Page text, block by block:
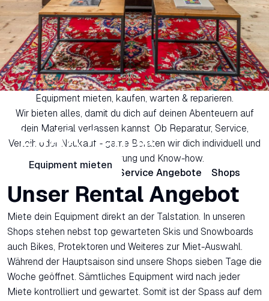
LAAX Rental
Equipment mieten
Equipment mieten, kaufen, warten & reparieren.
Wir bieten alles, damit du dich auf deinen Abenteuern auf
dein Material verlassen kannst. Ob Reparatur, Service,
Verleih oder Neukauf - gerne Beraten wir dich individuell und
mit viel Erfahrung und Know-how.
Rental Angebote Service Angebote Shops
Unser Rental Angebot
Miete dein Equipment direkt an der Talstation. In unseren
Shops stehen nebst top gewarteten Skis und Snowboards
auch Bikes, Protektoren und Weiteres zur Miet-Auswahl.
Während der Hauptsaison sind unsere Shops sieben Tage die
Woche geöffnet. Sämtliches Equipment wird nach jeder
Miete kontrolliert und gewartet. Somit ist der Spass auf dem